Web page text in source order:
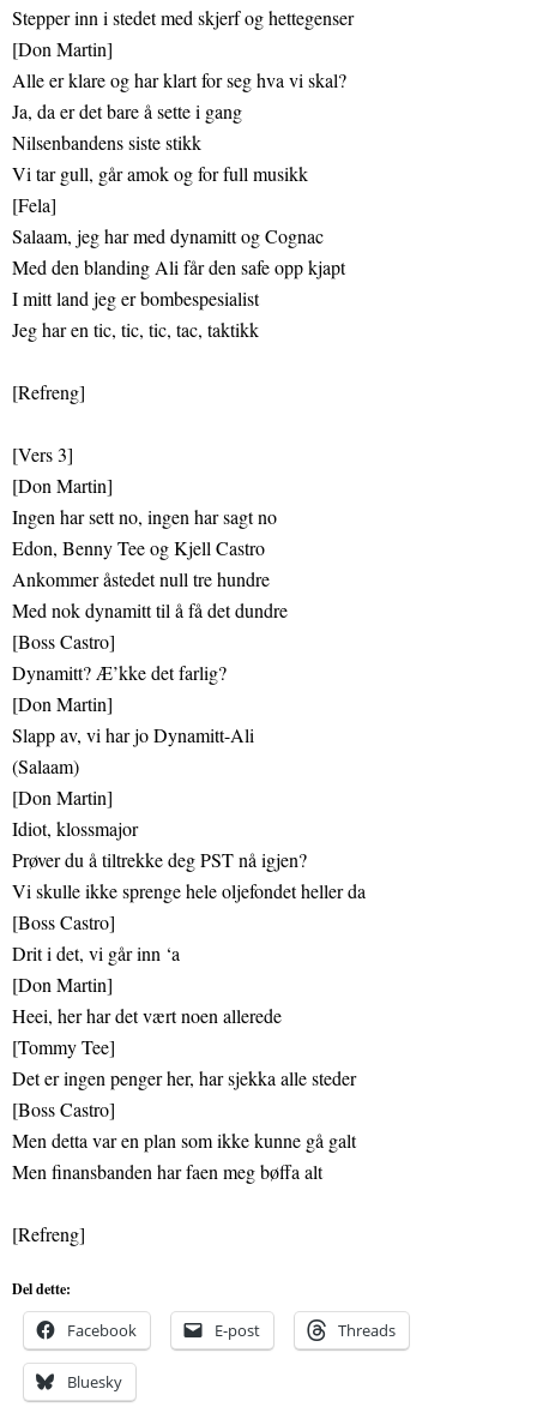
Stepper inn i stedet med skjerf og hettegenser
[Don Martin]
Alle er klare og har klart for seg hva vi skal?
Ja, da er det bare å sette i gang
Nilsenbandens siste stikk
Vi tar gull, går amok og for full musikk
[Fela]
Salaam, jeg har med dynamitt og Cognac
Med den blanding Ali får den safe opp kjapt
I mitt land jeg er bombespesialist
Jeg har en tic, tic, tic, tac, taktikk
[Refreng]
[Vers 3]
[Don Martin]
Ingen har sett no, ingen har sagt no
Edon, Benny Tee og Kjell Castro
Ankommer åstedet null tre hundre
Med nok dynamitt til å få det dundre
[Boss Castro]
Dynamitt? Æ’kke det farlig?
[Don Martin]
Slapp av, vi har jo Dynamitt-Ali
(Salaam)
[Don Martin]
Idiot, klossmajor
Prøver du å tiltrekke deg PST nå igjen?
Vi skulle ikke sprenge hele oljefondet heller da
[Boss Castro]
Drit i det, vi går inn ‘a
[Don Martin]
Heei, her har det vært noen allerede
[Tommy Tee]
Det er ingen penger her, har sjekka alle steder
[Boss Castro]
Men detta var en plan som ikke kunne gå galt
Men finansbanden har faen meg bøffa alt
[Refreng]
Del dette:
Facebook E-post Threads
Bluesky